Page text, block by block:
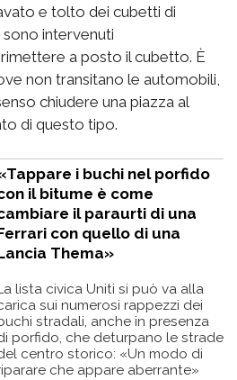
e tolto dei cubetti di
intervenuti
a posto il cubetto. È
non transitano le automobili,
chiudere una piazza al
di questo tipo.
i buchi nel porfido
il bitume è come
il paraurti di una
con quello di una
Thema»
lista civica Uniti si può va alla
sui numerosi rappezzi dei
stradali, anche in presenza
porfido, che deturpano le strade
centro storico: «Un modo di
che appare aberrante»